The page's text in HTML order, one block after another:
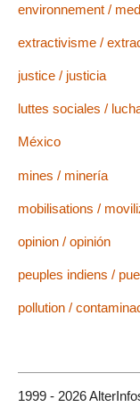
environnement /
extractivisme /
justice / justicia
luttes sociales /
México
mines / minería
mobilisations /
opinion / opinión
peuples indiens /
pollution /
1999 - 2026